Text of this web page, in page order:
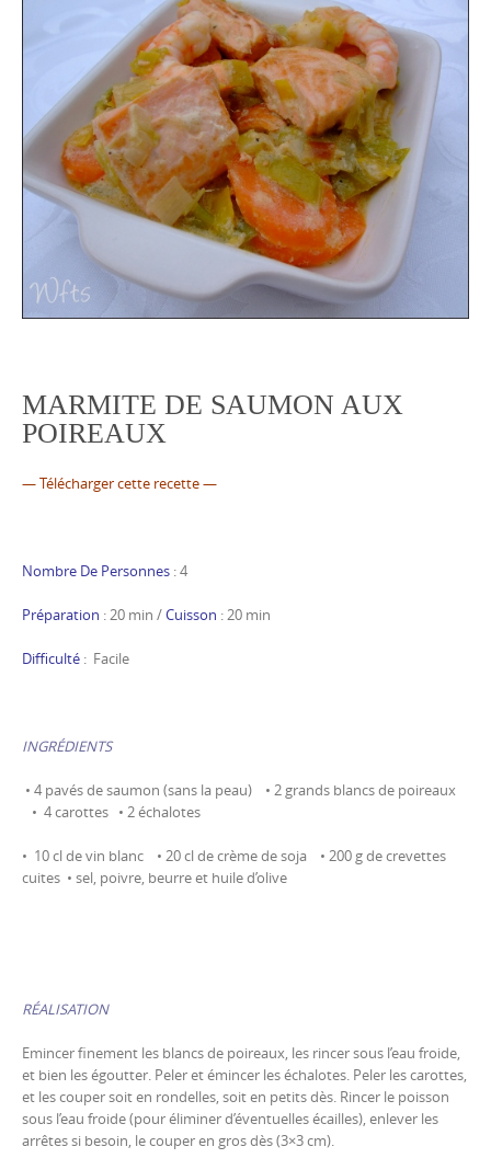
MARMITE DE SAUMON AUX
POIREAUX
—Télécharger cette recette—
Nombre De Personnes : 4
Préparation : 20 min /Cuisson : 20 min
Difficulté : Facile
INGRÉDIENTS
• 4 pavés de saumon (sans la peau) • 2 grands blancs de poireaux
• 4 carottes • 2 échalotes
• 10 cl de vin blanc • 20 cl de crème de soja • 200 g de crevettes
cuites • sel, poivre, beurre et huile d’olive
RÉALISATION
Emincer finement les blancs de poireaux, les rincer sous l’eau froide,
et bien les égoutter. Peler et émincer les échalotes. Peler les carottes,
et les couper soit en rondelles, soit en petits dès. Rincer le poisson
sous l’eau froide (pour éliminer d’éventuelles écailles), enlever les
arrêtes si besoin, le couper en gros dès (3×3 cm).